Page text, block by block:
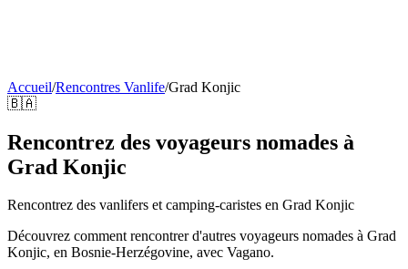
Accueil/Rencontres Vanlife/Grad Konjic
🇧🇦
Rencontrez des voyageurs nomades à
Grad Konjic
Rencontrez des vanlifers et camping-caristes en Grad Konjic
Découvrez comment rencontrer d'autres voyageurs nomades à Grad
Konjic, en Bosnie-Herzégovine, avec Vagano.